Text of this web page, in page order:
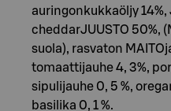
auringonkukkaöljy
cheddarJUUSTO 50%,
suola), rasvaton
tomaattijauhe 4, 3%,
sipulijauhe 0, 5 %,
basilika 0, 1 %.